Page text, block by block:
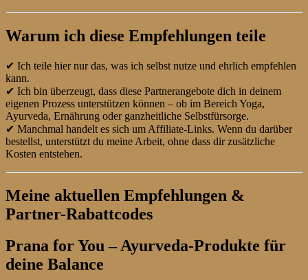
Warum ich diese Empfehlungen teile
✔ Ich teile hier nur das, was ich selbst nutze und ehrlich empfehlen
kann.
✔ Ich bin überzeugt, dass diese Partnerangebote dich in deinem
eigenen Prozess unterstützen können – ob im Bereich Yoga,
Ayurveda, Ernährung oder ganzheitliche Selbstfürsorge.
✔ Manchmal handelt es sich um Affiliate-Links. Wenn du darüber
bestellst, unterstützt du meine Arbeit, ohne dass dir zusätzliche
Kosten entstehen.
Meine aktuellen Empfehlungen &
Partner-Rabattcodes
Prana for You – Ayurveda-Produkte für
deine Balance